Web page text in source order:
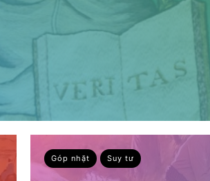
Góp nhặt Suy tư